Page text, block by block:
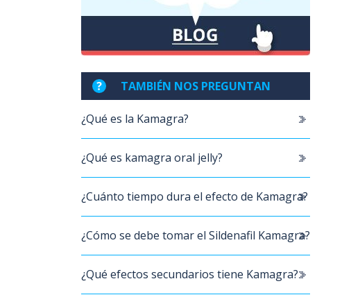
TAMBIÉN NOS PREGUNTAN
¿Qué es la Kamagra?
¿Qué es kamagra oral jelly?
¿Cuánto tiempo dura el efecto de Kamagra?
¿Cómo se debe tomar el Sildenafil Kamagra?
¿Qué efectos secundarios tiene Kamagra?